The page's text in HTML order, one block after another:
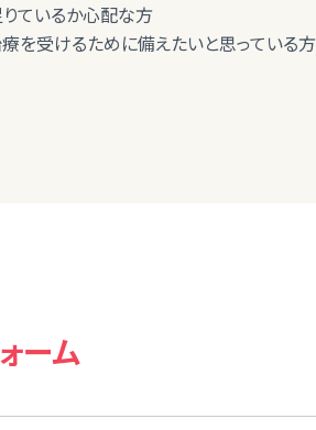
りているか心配な方
療を受けるために備えたいと思っている方
ーム